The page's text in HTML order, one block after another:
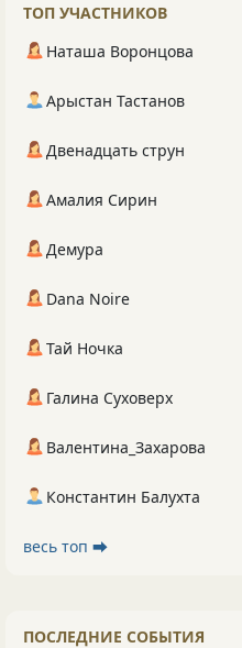
ТОП УЧАСТНИКОВ
Наташа Воронцова
Арыстан Тастанов
Двенадцать струн
Амалия Сирин
Демура
Dana Noire
Тай Ночка
Галина Суховерх
Валентина_Захарова
Константин Балухта
весь топ ⮕
ПОСЛЕДНИЕ СОБЫТИЯ